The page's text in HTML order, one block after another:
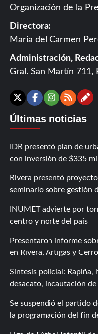
Organización de la
Directora:
María del Carmen
Administración,
Gral. San Martín 711,
X Facebook
RSS
Últimas noticias
IDR presentó plan de
con inversión de $335
Rivera presentó
seminario sobre gestión
INUMET advierte por
centro y norte del país
Presentaron informe
en Rivera, Artigas y
Síntesis policial: Rapiña,
desacato, incautación de
Se suspendió el partido
la programación del fin